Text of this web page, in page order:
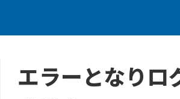
エラーとなりロ